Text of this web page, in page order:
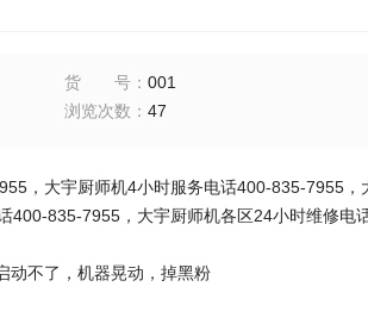
货号 ：001
浏览次数 ：47
，大宇厨师机4小时服务电话400-835-7955，
400-835-7955，大宇厨师机各区24小时维修电
动不了，机器晃动，掉黑粉